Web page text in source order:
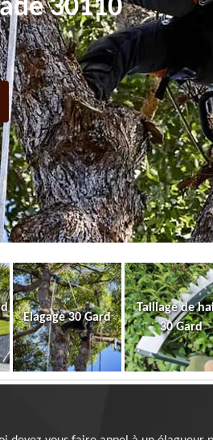
30110
Elagage 30 Gard
Taillage de
30 Gard